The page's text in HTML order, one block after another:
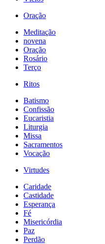
Oração
Meditação
novena
Oração
Rosário
Terço
Ritos
Batismo
Confissão
Eucaristia
Liturgia
Missa
Sacramentos
Vocação
Virtudes
Caridade
Castidade
Esperança
Fé
Misericórdia
Paz
Perdão